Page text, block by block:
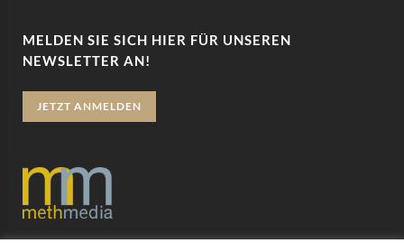
MELDEN SIE SICH HIER FÜR UNSEREN
NEWSLETTER AN!
JETZT ANMELDEN